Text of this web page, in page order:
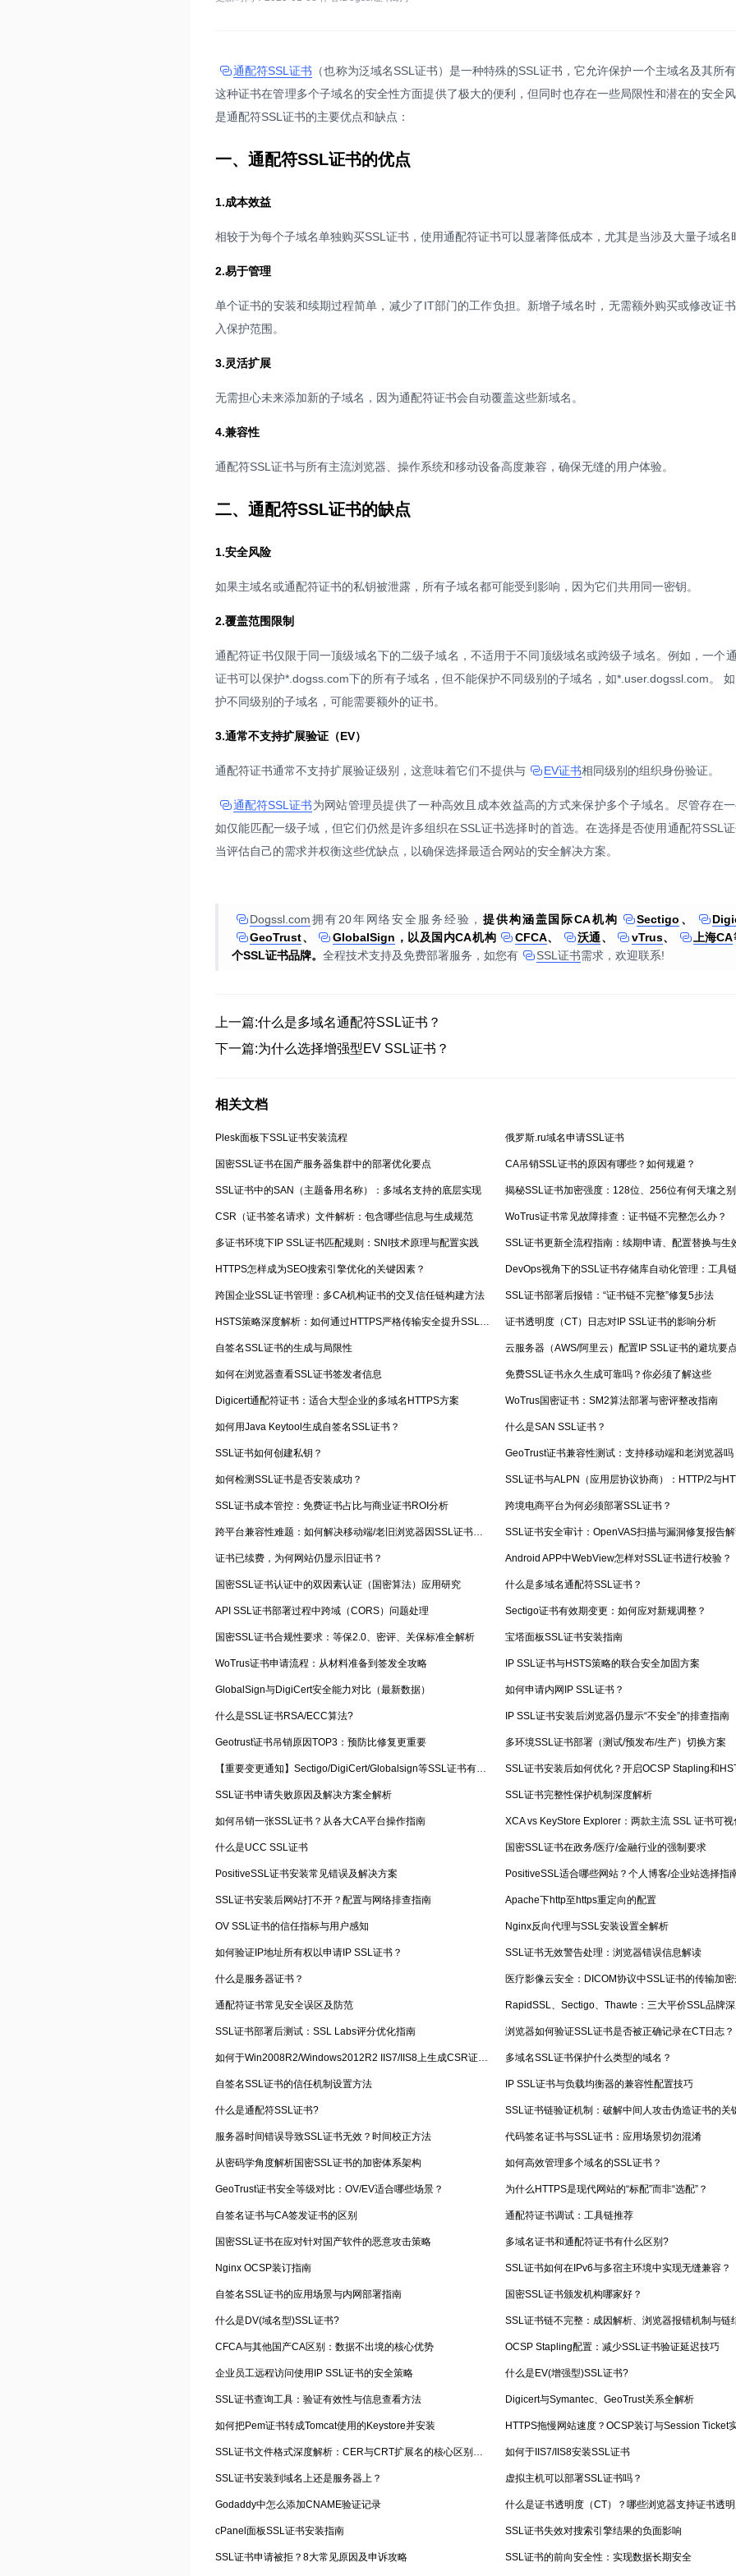
通配符SSL证书 （也称为泛域名SSL证书）是一种特殊的SSL证书，它允许保护一个主域名及其所有
这种证书在管理多个子域名的安全性方面提供了极大的便利，但同时也存在一些局限性和潜在的安全
是通配符SSL证书的主要优点和缺点：
一、通配符SSL证书的优点
1.成本效益
相较于为每个子域名单独购买SSL证书，使用通配符证书可以显著降低成本，尤其是当涉及大量子域名
2.易于管理
单个证书的安装和续期过程简单，减少了IT部门的工作负担。新增子域名时，无需额外购买或修改证
入保护范围。
3.灵活扩展
无需担心未来添加新的子域名，因为通配符证书会自动覆盖这些新域名。
4.兼容性
通配符SSL证书与所有主流浏览器、操作系统和移动设备高度兼容，确保无缝的用户体验。
二、通配符SSL证书的缺点
1.安全风险
如果主域名或通配符证书的私钥被泄露，所有子域名都可能受到影响，因为它们共用同一密钥。
2.覆盖范围限制
通配符证书仅限于同一顶级域名下的二级子域名，不适用于不同顶级域名或跨级子域名。例如，一个
证书可以保护*.dogss.com下的所有子域名，但不能保护不同级别的子域名，如*.user.dogssl.com。
护不同级别的子域名，可能需要额外的证书。
3.通常不支持扩展验证（EV）
通配符证书通常不支持扩展验证级别，这意味着它们不提供与 EV证书相同级别的组织身份验证。
通配符SSL证书为网站管理员提供了一种高效且成本效益高的方式来保护多个子域名。尽管存在一
如仅能匹配一级子域，但它们仍然是许多组织在SSL证书选择时的首选。在选择是否使用通配符SSL
当评估自己的需求并权衡这些优缺点，以确保选择最适合网站的安全解决方案。
Dogssl.com拥有20年网络安全服务经验，提供构涵盖国际CA机构 Sectigo 、
GeoTrust、 GlobalSign ，以及国内CA机构 CFCA、 沃通、 vTrus、 上海CA
个SSL证书品牌。 全程技术支持及免费部署服务，如您有 SSL证书需求，欢迎联系!
上一篇:什么是多域名通配符SSL证书？
下一篇:为什么选择增强型EV SSL证书？
相关文档
Plesk面板下SSL证书安装流程 俄罗斯.ru域名申请SSL证书
国密SSL证书在国产服务器集群中的部署优化要点 CA吊销SSL证书的原因有哪些？如何规避？
SSL证书中的SAN（主题备用名称）：多域名支持的底层实现 揭秘SSL证书加密强度：128位、256位有何天壤之别
CSR（证书签名请求）文件解析：包含哪些信息与生成规范 WoTrus证书常见故障排查：证书链不完整怎么办？
多证书环境下IP SSL证书匹配规则：SNI技术原理与配置实践
HTTPS怎样成为SEO搜索引擎优化的关键因素？
跨国企业SSL证书管理：多CA机构证书的交叉信任链构建方法 SSL证书部署后报错：“证书链不完整”修复5步法
证书透明度（CT）日志对IP SSL证书的影响分析
自签名SSL证书的生成与局限性 云服务器（AWS/阿里云）配置IP SSL证书的避坑要点
如何在浏览器查看SSL证书签发者信息 免费SSL证书永久生成可靠吗？你必须了解这些
Digicert通配符证书：适合大型企业的多域名HTTPS方案 WoTrus国密证书：SM2算法部署与密评整改指南
如何用Java Keytool生成自签名SSL证书？ 什么是SAN SSL证书？
SSL证书如何创建私钥？ GeoTrust证书兼容性测试：支持移动端和老浏览器吗
如何检测SSL证书是否安装成功？ SSL证书与ALPN（应用层协议协商）：HTTP/2与
SSL证书成本管控：免费证书占比与商业证书ROI分析 跨境电商平台为何必须部署SSL证书？
SSL证书安全审计：OpenVAS扫描与漏洞修复报告
证书已续费，为何网站仍显示旧证书？ Android APP中WebView怎样对SSL证书进行校验？
国密SSL证书认证中的双因素认证（国密算法）应用研究 什么是多域名通配符SSL证书？
API SSL证书部署过程中跨域（CORS）问题处理 Sectigo证书有效期变更：如何应对新规调整？
国密SSL证书合规性要求：等保2.0、密评、关保标准全解析 宝塔面板SSL证书安装指南
WoTrus证书申请流程：从材料准备到签发全攻略 IP SSL证书与HSTS策略的联合安全加固方案
GlobalSign与DigiCert安全能力对比（最新数据） 如何申请内网IP SSL证书？
什么是SSL证书RSA/ECC算法? IP SSL证书安装后浏览器仍显示“不安全”的排查指南
Geotrust证书吊销原因TOP3：预防比修复更重要 多环境SSL证书部署（测试/预发布/生产）切换方案
SSL证书安装后如何优化？开启OCSP Stapling和
SSL证书申请失败原因及解决方案全解析 SSL证书完整性保护机制深度解析
如何吊销一张SSL证书？从各大CA平台操作指南
什么是UCC SSL证书 国密SSL证书在政务/医疗/金融行业的强制要求
PositiveSSL证书安装常见错误及解决方案 PositiveSSL适合哪些网站？个人博客/企业站选择指
SSL证书安装后网站打不开？配置与网络排查指南 Apache下http至https重定向的配置
OV SSL证书的信任指标与用户感知 Nginx反向代理与SSL安装设置全解析
如何验证IP地址所有权以申请IP SSL证书？ SSL证书无效警告处理：浏览器错误信息解读
什么是服务器证书？ 医疗影像云安全：DICOM协议中SSL证书的传输加
通配符证书常见安全误区及防范 RapidSSL、Sectigo、Thawte：三大平价SSL品牌
SSL证书部署后测试：SSL Labs评分优化指南 浏览器如何验证SSL证书是否被正确记录在CT日志？
多域名SSL证书保护什么类型的域名？
自签名SSL证书的信任机制设置方法 IP SSL证书与负载均衡器的兼容性配置技巧
什么是通配符SSL证书? SSL证书链验证机制：破解中间人攻击伪造证书的关
服务器时间错误导致SSL证书无效？时间校正方法 代码签名证书与SSL证书：应用场景切勿混淆
从密码学角度解析国密SSL证书的加密体系架构 如何高效管理多个域名的SSL证书？
GeoTrust证书安全等级对比：OV/EV适合哪些场景？ 为什么HTTPS是现代网站的“标配”而非“选配”？
自签名证书与CA签发证书的区别 通配符证书调试：工具链推荐
国密SSL证书在应对针对国产软件的恶意攻击策略 多域名证书和通配符证书有什么区别?
Nginx OCSP装订指南 SSL证书如何在IPv6与多宿主环境中实现无缝兼容？
自签名SSL证书的应用场景与内网部署指南 国密SSL证书颁发机构哪家好？
什么是DV(域名型)SSL证书?
CFCA与其他国产CA区别：数据不出境的核心优势 OCSP Stapling配置：减少SSL证书验证延迟技巧
企业员工远程访问使用IP SSL证书的安全策略 什么是EV(增强型)SSL证书?
SSL证书查询工具：验证有效性与信息查看方法 Digicert与Symantec、GeoTrust关系全解析
如何把Pem证书转成Tomcat使用的Keystore并安装 HTTPS拖慢网站速度？OCSP装订与Session Ticket
如何于IIS7/IIS8安装SSL证书
SSL证书安装到域名上还是服务器上？ 虚拟主机可以部署SSL证书吗？
Godaddy中怎么添加CNAME验证记录
cPanel面板SSL证书安装指南 SSL证书失效对搜索引擎结果的负面影响
SSL证书申请被拒？8大常见原因及申诉攻略 SSL证书的前向安全性：实现数据长期安全